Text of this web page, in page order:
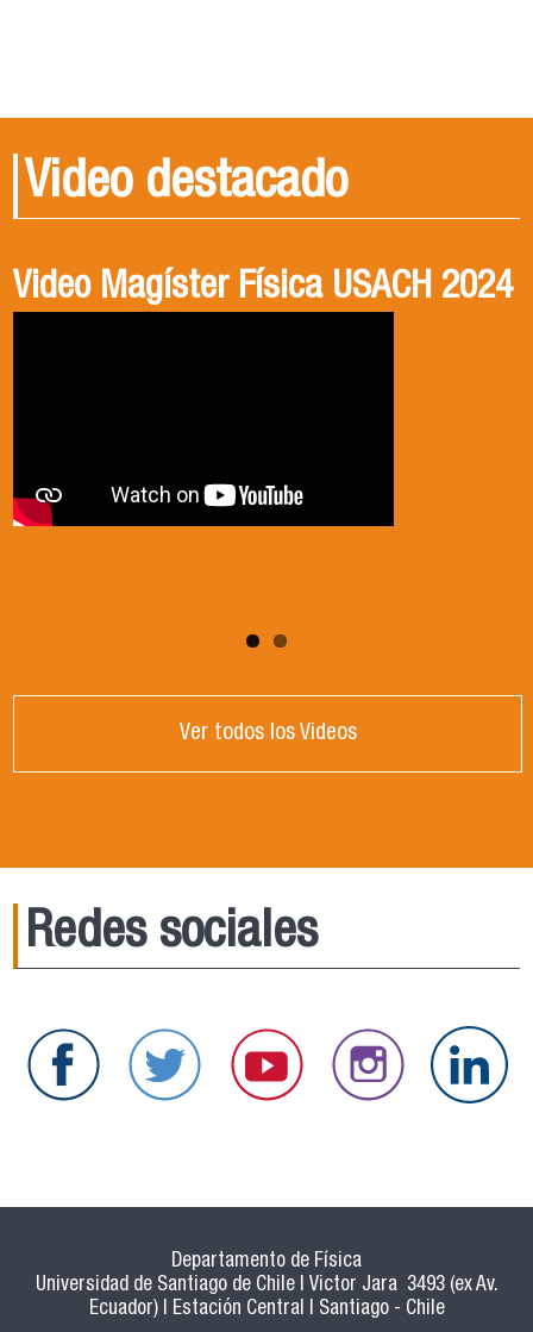
Video destacado
Video Magíster Física USACH 2024
Video Doctorado Física USACH
Ver todos los Videos
Redes sociales
Departamento de Física
Universidad de Santiago de Chile | Victor Jara 3493 (ex Av.
Ecuador) | Estación Central | Santiago - Chile